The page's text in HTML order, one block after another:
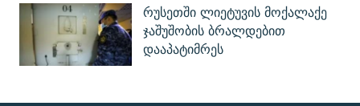
რუსეთში ლიეტუვის მოქალაქე
ჯაშუშობის ბრალდებით
დააპატიმრეს